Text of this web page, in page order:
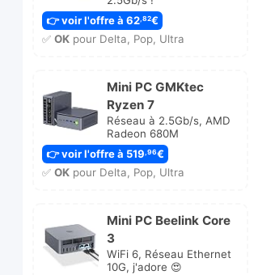
👉 voir l'offre à 62,82€
✅ OKpour Delta, Pop, Ultra
Mini PC GMKtec
Ryzen 7
Réseau à 2.5Gb/s, AMD
Radeon 680M
👉 voir l'offre à 519,96€
✅ OKpour Delta, Pop, Ultra
Mini PC Beelink Core
3
WiFi 6, Réseau Ethernet
10G, j'adore 😍